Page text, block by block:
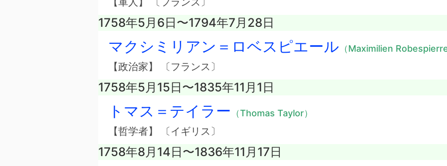
1758年5月6日〜1794年7月28日
マクシミリアン＝ロベスピエール （Maximilien
【政治家】 〔フランス〕
1758年5月15日〜1835年11月1日
トマス＝テイラー （Thomas Taylor）
【哲学者】 〔イギリス〕
1758年8月14日〜1836年11月17日